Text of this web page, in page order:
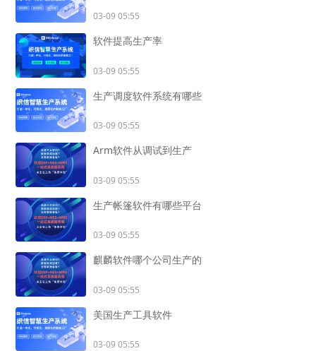
03-09 05:55
软件提高生产率
03-09 05:55
生产调度软件系统有哪些
03-09 05:55
Arm软件从调试到生产
03-09 05:55
生产帐篷软件有哪些平台
03-09 05:55
麒麟软件哪个公司生产的
03-09 05:55
美国生产工具软件
03-09 05:55